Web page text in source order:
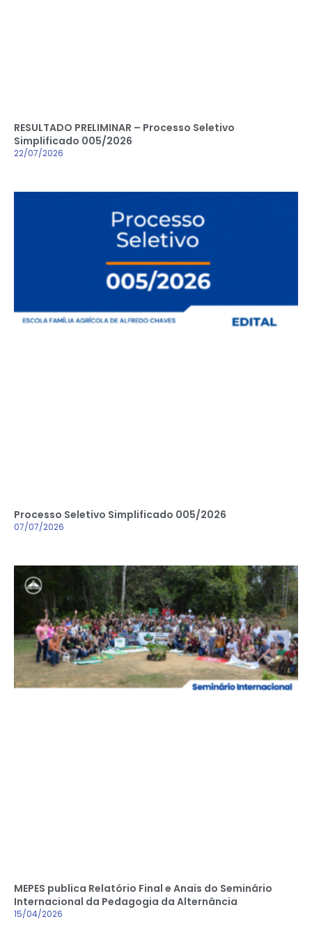
RESULTADO PRELIMINAR – Processo Seletivo
Simplificado 005/2026
22/07/2026
Processo Seletivo Simplificado 005/2026
07/07/2026
MEPES publica Relatório Final e Anais do Seminário
Internacional da Pedagogia da Alternância
15/04/2026